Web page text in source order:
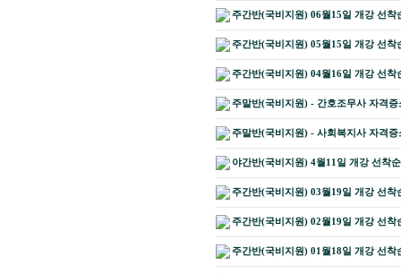
주간반(국비지원) 06월15일 개강 선착
주간반(국비지원) 05월15일 개강 선착
주간반(국비지원) 04월16일 개강 선착
주말반(국비지원) - 간호조무사 자격
주말반(국비지원) - 사회복지사 자격
야간반(국비지원) 4월11일 개강 선착
주간반(국비지원) 03월19일 개강 선착
주간반(국비지원) 02월19일 개강 선착
주간반(국비지원) 01월18일 개강 선착